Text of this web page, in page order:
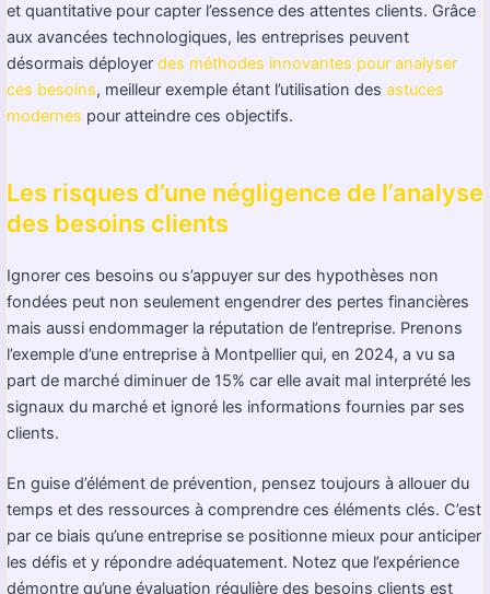
et quantitative pour capter l’essence des attentes clients. Grâce
aux avancées technologiques, les entreprises peuvent
désormais déployer des méthodes innovantes pour analyser
ces besoins, meilleur exemple étant l’utilisation des astuces
modernes pour atteindre ces objectifs.
Les risques d’une négligence de l’analyse
des besoins clients
Ignorer ces besoins ou s’appuyer sur des hypothèses non
fondées peut non seulement engendrer des pertes financières
mais aussi endommager la réputation de l’entreprise. Prenons
l’exemple d’une entreprise à Montpellier qui, en 2024, a vu sa
part de marché diminuer de 15% car elle avait mal interprété les
signaux du marché et ignoré les informations fournies par ses
clients.
En guise d’élément de prévention, pensez toujours à allouer du
temps et des ressources à comprendre ces éléments clés. C’est
par ce biais qu’une entreprise se positionne mieux pour anticiper
les défis et y répondre adéquatement. Notez que l’expérience
démontre qu’une évaluation régulière des besoins clients est